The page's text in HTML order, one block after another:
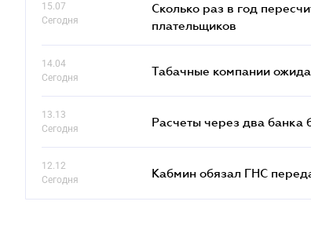
15.07
Сегодня
Сколько раз в год
плательщиков
14.04
Сегодня
Табачные компании
13.13
Сегодня
Расчеты через два банка
12.12
Сегодня
Кабмин обязал ГНС